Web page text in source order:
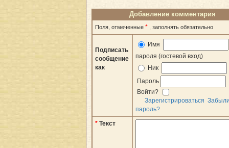
Добавление комментария
Поля, отмеченные * , заполнять обязательно
Подписать
сообщение
как
Имя
пароля (гостевой вход)
Ник
Пароль
Войти?
Зарегистрироваться
пароль?
* Текст